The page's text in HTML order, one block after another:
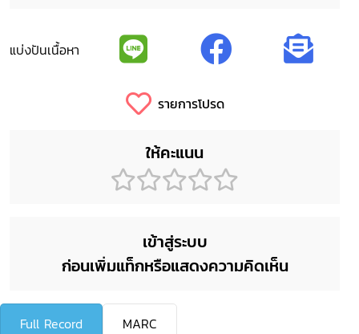
แบ่งปันเนื้อหา
รายการโปรด
ให้คะแนน
เข้าสู่ระบบ
ก่อนเพิ่มแท็กหรือแสดงความคิดเห็น
Full Record MARC